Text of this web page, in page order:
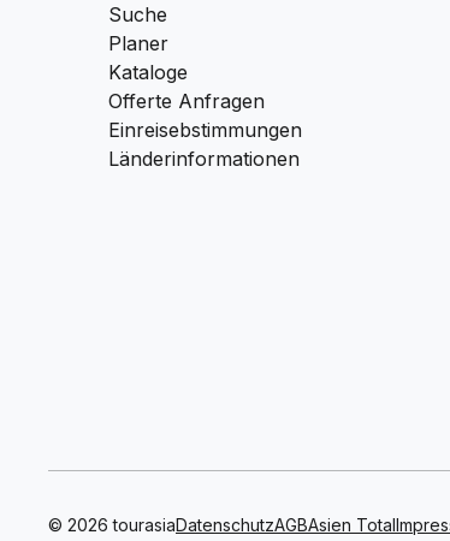
Suche
Planer
Kataloge
Offerte Anfragen
Einreisebstimmungen
Länderinformationen
© 2026 tourasiaDatenschutzAGBAsien Total